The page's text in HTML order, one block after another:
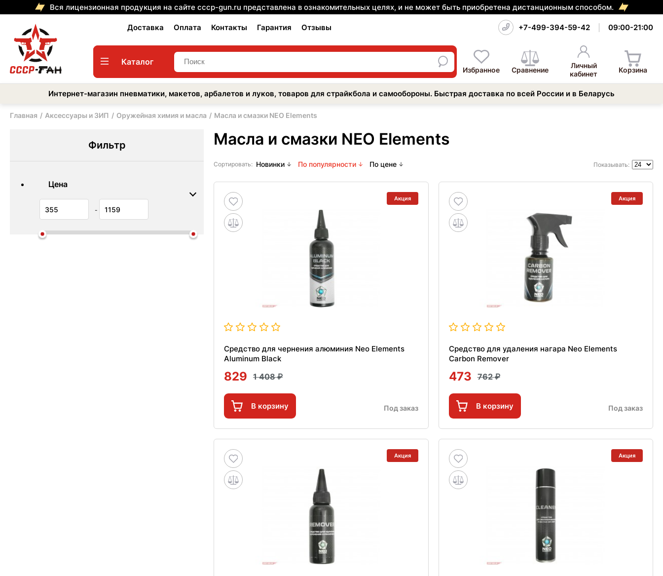
Вся лицензионная продукция на сайте cccp-gun.ru представлена в ознакомительных целях, и не может быть приобретена дистанционным способом.
Доставка Оплата Контакты Гарантия Отзывы +7-499-394-59-42 09:00-21:00
Каталог
Избранное Сравнение
Личный
кабинет
Корзина
Интернет-магазин пневматики, макетов, арбалетов и луков, товаров для страйкбола и самообороны. Быстрая доставка по всей России и в Беларусь
Главная Аксессуары и ЗИП Оружейная химия и масла Масла и смазки NEO Elements
Фильтр
Цена
-
Масла и смазки NEO Elements
Сортировать: Новинки По популярности По цене Показывать:
Акция
Средство для чернения алюминия Neo Elements
Aluminum Black
829 1 408
В корзину Под заказ
Акция
Средство для удаления нагара Neo Elements
Carbon Remover
473 762
В корзину Под заказ
Акция Акция